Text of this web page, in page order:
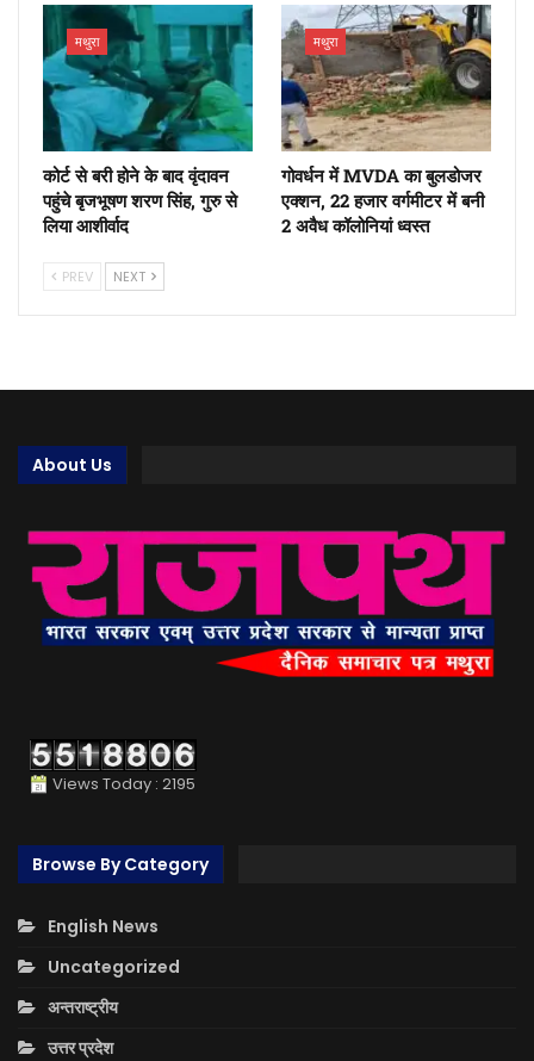
मथुरा
कोर्ट से बरी होने के बाद वृंदावन
पहुंचे बृजभूषण शरण सिंह, गुरु से
लिया आशीर्वाद
मथुरा
गोवर्धन में MVDA का बुलडोजर
एक्शन, 22 हजार वर्गमीटर में बनी
2 अवैध कॉलोनियां ध्वस्त
PREV NEXT
About Us
Views Today : 2195
Browse By Category
English News
Uncategorized
अन्तराष्ट्रीय
उत्तर प्रदेश